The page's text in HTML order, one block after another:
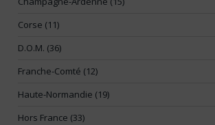
Corse (11)
D.O.M. (36)
Franche-Comté (12)
Haute-Normandie (19)
Hors France (33)